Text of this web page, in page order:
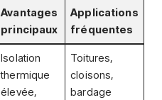
Avantages
principaux
Applications
fréquentes
Isolation
thermique
élevée,
Toitures,
cloisons,
bardage